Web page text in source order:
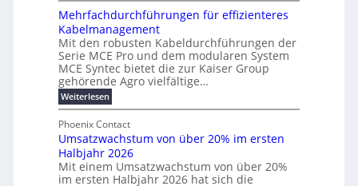
e
r
u
n
g
b
r
a
u
c
h
z
u
m
E
n
e
r
g
u
b
f
t
w
i
c
k
e
l
e
N
H
-
e
k
o
r
d
b
e
e
i
l
i
Mehrfachdurchführungen für effizienteres
Kabelmanagement
Mit den robusten Kabeldurchführungen der
Serie MCE Pro und dem modularen System
MCE Syntec bietet die zur Kaiser Group
gehörende Agro vielfältige…
Weiterlesen:
M
h
r
f
a
c
Phoenix Contact
Umsatzwachstum von über 20% im ersten
Halbjahr 2026
Mit einem Umsatzwachstum von über 20%
im ersten Halbjahr 2026 hat sich die